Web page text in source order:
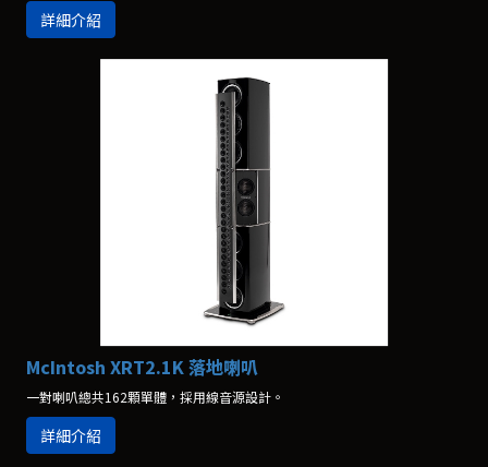
詳細介紹
McIntosh XRT2.1K 落地喇叭
一對喇叭總共162顆單體，採用線音源設計。
詳細介紹